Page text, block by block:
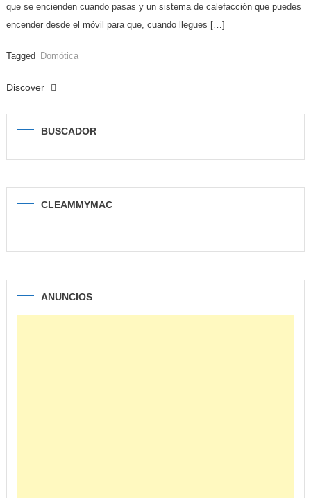
que se encienden cuando pasas y un sistema de calefacción que puedes
encender desde el móvil para que, cuando llegues […]
Tagged Domótica
Discover
BUSCADOR
CLEAMMYMAC
ANUNCIOS